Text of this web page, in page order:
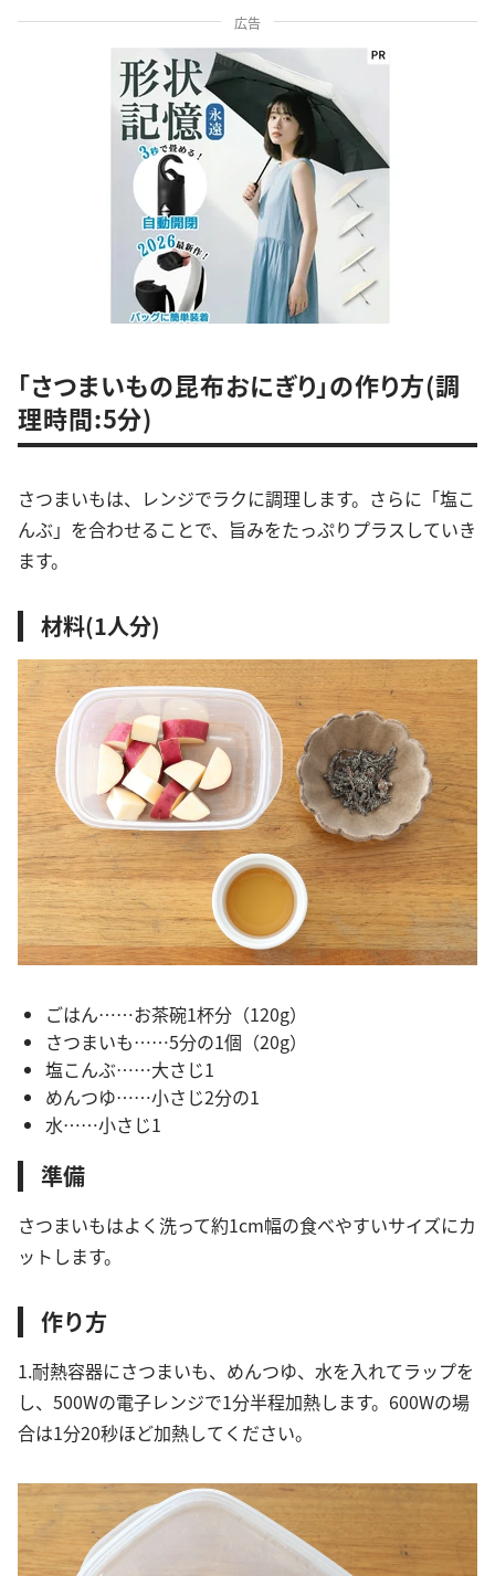
広告
「さつまいもの昆布おにぎり」の作り方(調
理時間:5分)
さつまいもは、レンジでラクに調理します。さらに「塩こ
んぶ」を合わせることで、旨みをたっぷりプラスしていき
ます。
材料(1人分)
ごはん……お茶碗1杯分（120g）
さつまいも……5分の1個（20g）
塩こんぶ……大さじ1
めんつゆ……小さじ2分の1
水……小さじ1
準備
さつまいもはよく洗って約1cm幅の食べやすいサイズにカ
ットします。
作り方
1.耐熱容器にさつまいも、めんつゆ、水を入れてラップを
し、500Wの電子レンジで1分半程加熱します。600Wの場
合は1分20秒ほど加熱してください。